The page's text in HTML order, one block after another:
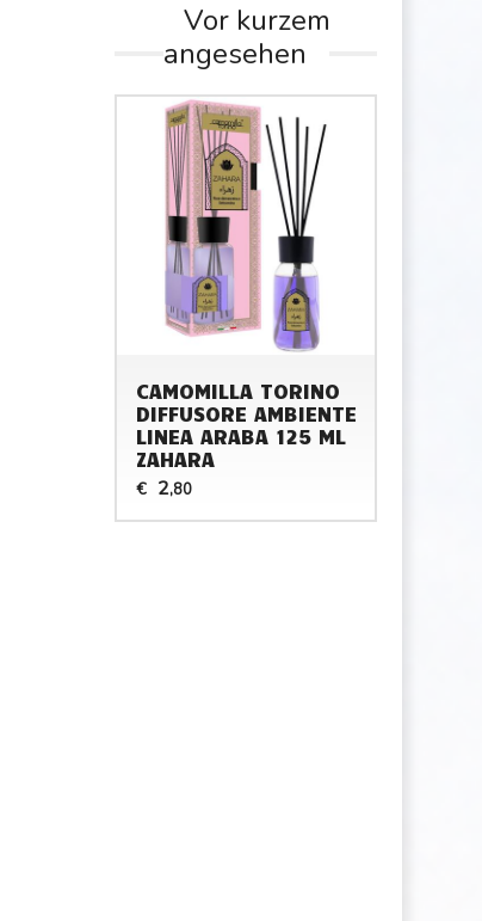
Vor kurzem
angesehen
CAMOMILLA TORINO
DIFFUSORE AMBIENTE
LINEA ARABA 125 ML
ZAHARA
€ 2,80